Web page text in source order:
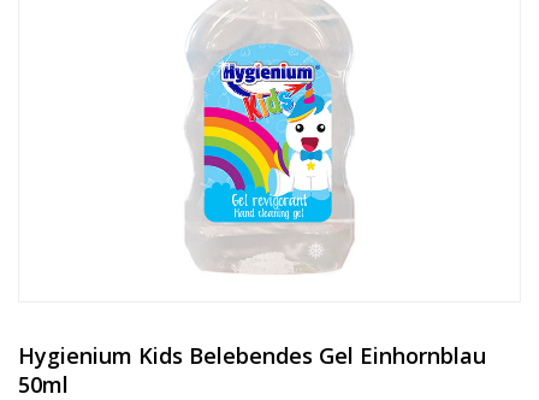
Hygienium Kids Belebendes Gel Einhornblau
50ml
❅